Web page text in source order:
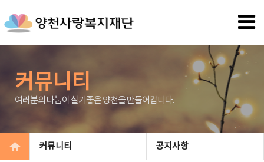
커뮤니티
여러분의 나눔이 살기좋은 양천을 만들어갑니다.
커뮤니티 공지사항